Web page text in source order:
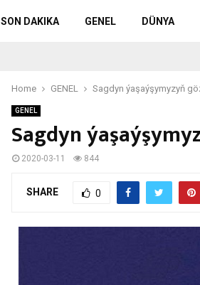
SON DAKIKA GENEL DÜNYA
Home GENEL Sagdyn ýaşaýşymyzyň
GENEL
Sagdyn
2020-03-11 844
SHARE 0